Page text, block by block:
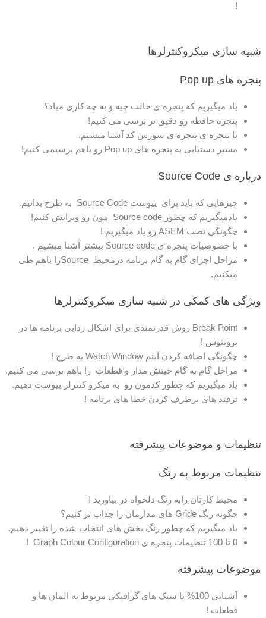
!
شبیه سازی میکروکنترلرها
پنجره های Pop up
یاد میگیریم که پنجره ی حالت چیه و به چه کاری میاد؟
پنجره حافظه رو دقیق تر برسی می کنیم!
با پنجره ی پنجره ی سورس کد آشنا میشیم.
مسیر دستیابی به پنجره های Pop up رو باهم برسیمی کنیم!
درباره ی Source Code
چیزهایی که باید برای پیوست Source Code به طرح بدانیم.
یادمیگیریم که چطور Source code مون رو ویرایش کنیم!
چگونگی نصب ASEM رو یاد میگیریم !
با خصوصیات پنجره ی Source code بیشتر آشنا میشیم .
مراحل اجرای گام به گام برنامه درمحیط Sourceرا باهم طی
میکنیم.
ویژگی های کمکی در شبیه سازی میکروکنترلرها
Break Point روش قدرتمندی برای اشکال زدایی برنامه ها در
پروتئوس !
چگونگی اضافه کردن آیتم Watch Window به طرح !
مراحل گام به گام چینش مدار و قطعات را باهم برسی می کنیم.
یاد میگیریم که چطور کدمون رو به میکرو کنترلر پیوست دهیم.
ترفند های برطرف کردن خطا های برنامه !
تنظیمات و موضوعات پیشرفته
تنظیمات مربوط به رنگ
محیط کارتان رابه رنگ دلخواه در بیاورید !
چگونه رنگ Gride های مدارمان را جذاب تر کنیم؟
یاد میگیریم که چطور رنگ بخش های انتخاب شده را تغییر دهیم.
0 تا 100 تنظیمات پنجره ی Graph Colour Configuration !
موضوعات پیشرفته
آشنایی 100% با سبک های گرافیکی مربوط به المان ها و
قطعات !